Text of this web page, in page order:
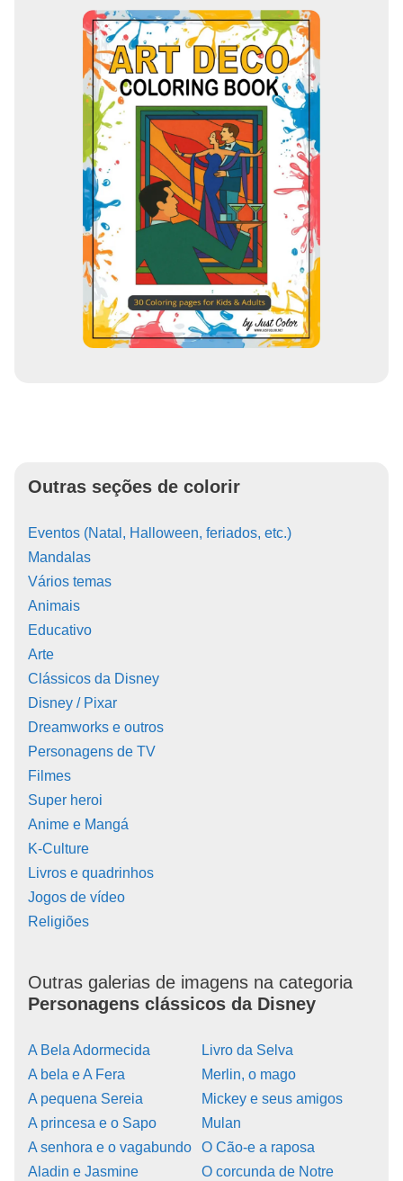
Outras seções de colorir
Eventos (Natal, Halloween, feriados, etc.)
Mandalas
Vários temas
Animais
Educativo
Arte
Clássicos da Disney
Disney / Pixar
Dreamworks e outros
Personagens de TV
Filmes
Super heroi
Anime e Mangá
K-Culture
Livros e quadrinhos
Jogos de vídeo
Religiões
Outras galerias de imagens na categoria
Personagens clássicos da Disney
A Bela Adormecida
A bela e A Fera
A pequena Sereia
A princesa e o Sapo
A senhora e o vagabundo
Aladin e Jasmine
Livro da Selva
Merlin, o mago
Mickey e seus amigos
Mulan
O Cão-e a raposa
O corcunda de Notre